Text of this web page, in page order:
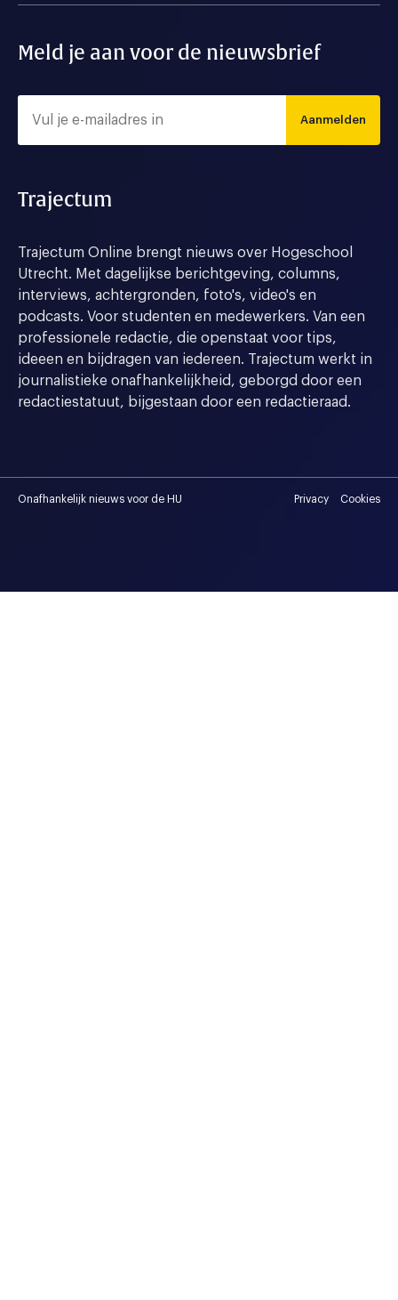
Meld je aan voor de nieuwsbrief
Aanmelden
Trajectum
Trajectum Online brengt nieuws over Hogeschool
Utrecht. Met dagelijkse berichtgeving, columns,
interviews, achtergronden, foto's, video's en
podcasts. Voor studenten en medewerkers. Van een
professionele redactie, die openstaat voor tips,
ideeen en bijdragen van iedereen. Trajectum werkt in
journalistieke onafhankelijkheid, geborgd door een
redactiestatuut, bijgestaan door een redactieraad.
Onafhankelijk nieuws voor de HU Privacy Cookies